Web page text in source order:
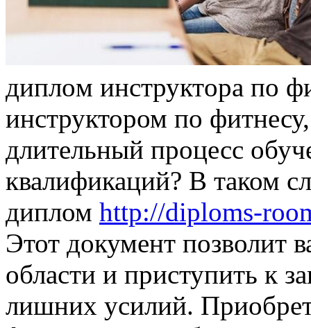
диплoм инструктoрa пo
инструктором по
длительный процесс
квалификаций? В таком
диплом http://diploms-
Этот документ позволит
области и приступить к
лишних усилий.